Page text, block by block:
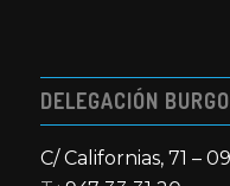
DELEGACIÓN
C/ Californias, 71 –